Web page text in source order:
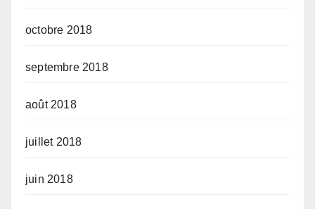
octobre 2018
septembre 2018
août 2018
juillet 2018
juin 2018